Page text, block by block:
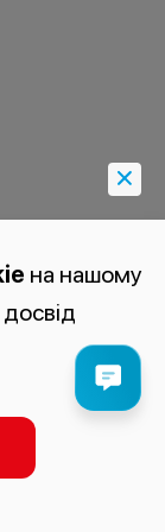
на нашому